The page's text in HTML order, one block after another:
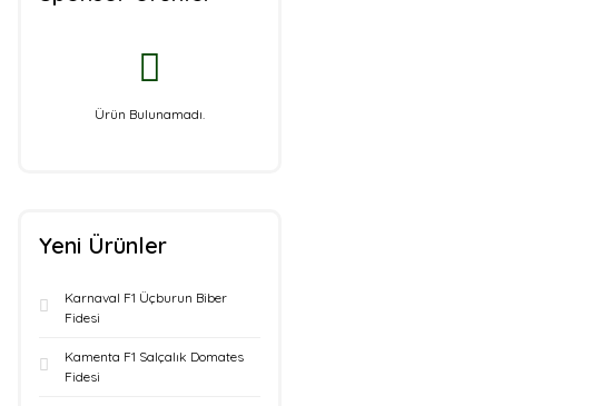
Ürün Bulunamadı.
Yeni Ürünler
Karnaval F1 Üçburun Biber
Fidesi
Kamenta F1 Salçalık Domates
Fidesi